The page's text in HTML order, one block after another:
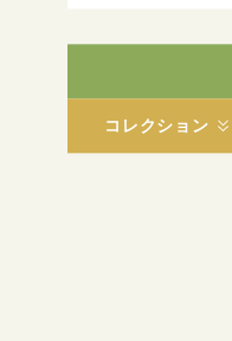
コレクション